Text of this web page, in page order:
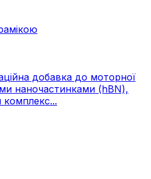
добавка до моторної
наночастинками (hBN),
комплекс...